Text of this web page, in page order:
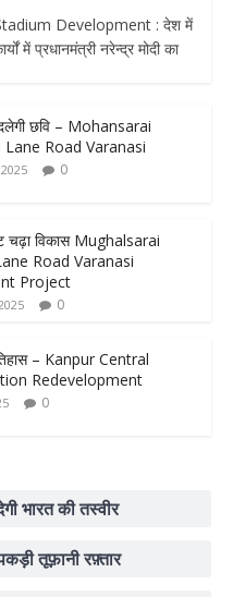
Development : देश में
में प्रधानमंत्री नरेन्द्र मोदी का
छवि – Mohansarai
Road Varanasi
0
चढ़ा विकास Mughalsarai
Road Varanasi
Project
0
– Kanpur Central
Redevelopment
0
भारत की तस्वीर
तूफ़ानी रफ़्तार